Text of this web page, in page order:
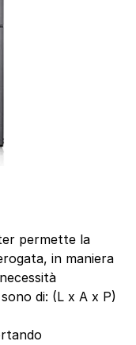
permette la
in maniera
di: (L x A x P)